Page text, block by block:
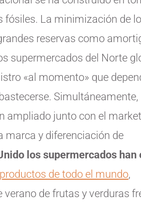
La minimización de
reservas como
supermercados del Norte
«al momento» que
Simultáneamente,
ampliado junto con el
marca y diferenciación de
los supermercados han
de todo el mundo,
de frutas y verduras